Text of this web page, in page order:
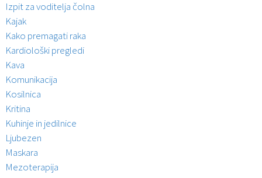
Izpit za voditelja čolna
Kajak
Kako premagati raka
Kardiološki pregledi
Kava
Komunikacija
Kosilnica
Kritina
Kuhinje in jedilnice
Ljubezen
Maskara
Mezoterapija